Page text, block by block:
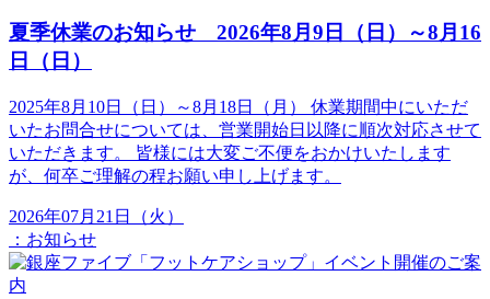
夏季休業のお知らせ 2026年8月9日（日）～8月16
日（日）
2025年8月10日（日）～8月18日（月） 休業期間中にいただ
いたお問合せについては、営業開始日以降に順次対応させて
いただきます。 皆様には大変ご不便をおかけいたします
が、何卒ご理解の程お願い申し上げます。
2026年07月21日（火）
： お知らせ